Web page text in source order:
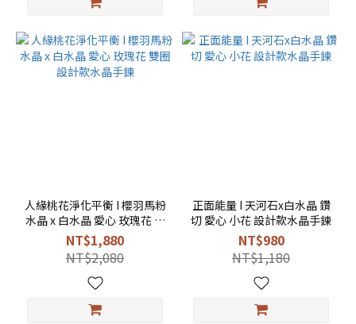
人緣桃花淨化平衡 I 櫻羽馬粉
水晶 x 白水晶 愛心 玫瑰花 雙
圈 設計款水晶手鍊
NT$1,880
NT$2,080
正面能量 I 天河石x白水晶 鑽
切 愛心 小花 設計款水晶手鍊
NT$980
NT$1,180